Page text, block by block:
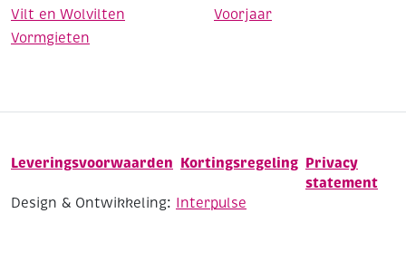
Vilt en Wolvilten
Voorjaar
Vormgieten
Leveringsvoorwaarden Kortingsregeling Privacy
statement
Design & Ontwikkeling: Interpulse